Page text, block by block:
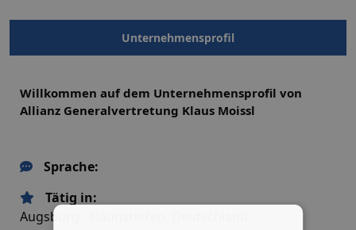
Unternehmensprofil
Willkommen auf dem Unternehmensprofil von
Allianz Generalvertretung Klaus Moissl
Sprache:
Tätig in:
Augsburg - Haunstetten, Deutschland